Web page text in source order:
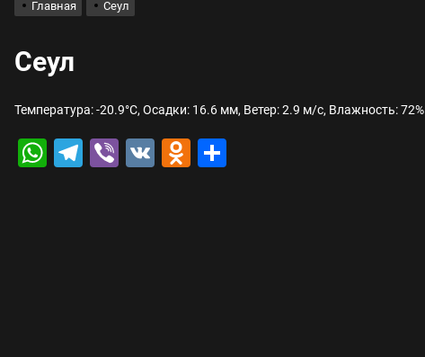
и доставка в магазине цифровой техники, работающем с 2010 года
принципы работы, риски и способы хранения криптовалют
Главная Сеул
Сеул
Температура: -20.9°C, Осадки: 16.6 мм, Ветер: 2.9 м/с, Влажность: 72%
WhatsApp
Telegram
Viber
VK Odnoklassniki